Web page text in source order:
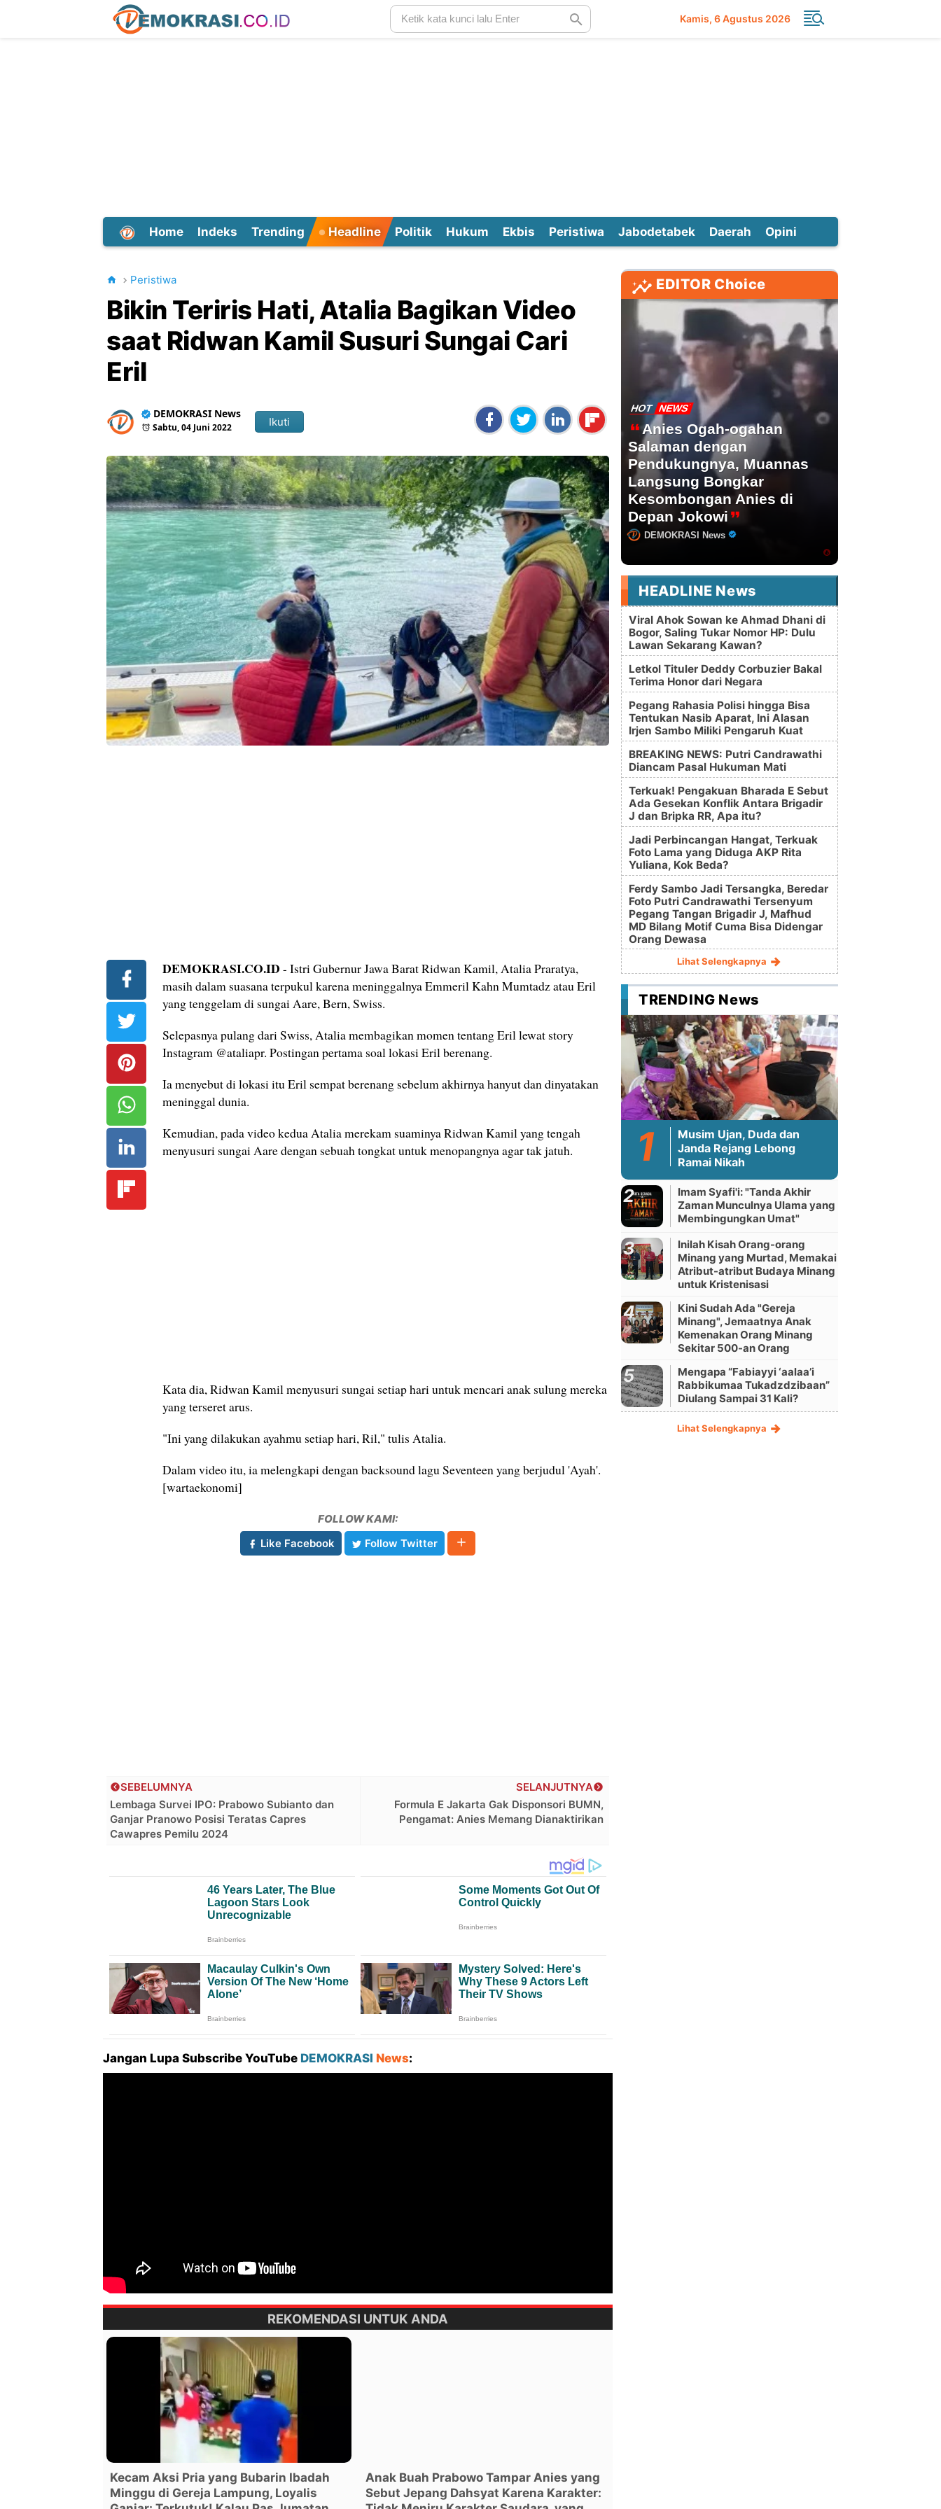
Kamis 6 Agustus 2026
Home Indeks Trending Headline Politik Hukum Ekbis Peristiwa Jabodetabek Daerah Opini
Peristiwa
Bikin Teriris Hati, Atalia Bagikan Video
saat Ridwan Kamil Susuri Sungai Cari
Eril
DEMOKRASI News
Sabtu, 04 Juni 2022 Ikuti
DEMOKRASI.CO.ID - Istri Gubernur Jawa Barat Ridwan Kamil, Atalia Praratya,
masih dalam suasana terpukul karena meninggalnya Emmeril Kahn Mumtadz atau Eril
yang tenggelam di sungai Aare, Bern, Swiss.
Selepasnya pulang dari Swiss, Atalia membagikan momen tentang Eril lewat story
Instagram @ataliapr. Postingan pertama soal lokasi Eril berenang.
Ia menyebut di lokasi itu Eril sempat berenang sebelum akhirnya hanyut dan dinyatakan
meninggal dunia.
Kemudian, pada video kedua Atalia merekam suaminya Ridwan Kamil yang tengah
menyusuri sungai Aare dengan sebuah tongkat untuk menopangnya agar tak jatuh.
Kata dia, Ridwan Kamil menyusuri sungai setiap hari untuk mencari anak sulung mereka
yang terseret arus.
"Ini yang dilakukan ayahmu setiap hari, Ril," tulis Atalia.
Dalam video itu, ia melengkapi dengan backsound lagu Seventeen yang berjudul 'Ayah'.
[wartaekonomi]
FOLLOW KAMI:
Like Facebook
Follow Twitter
SELANJUTNYA
Formula E Jakarta Gak Disponsori BUMN,
Pengamat: Anies Memang Dianaktirikan
SEBELUMNYA
Lembaga Survei IPO: Prabowo Subianto dan
Ganjar Pranowo Posisi Teratas Capres
Cawapres Pemilu 2024
Jangan Lupa Subscribe YouTube DEMOKRASI News:
REKOMENDASI UNTUK ANDA
Kecam Aksi Pria yang Bubarin Ibadah
Minggu di Gereja Lampung, Loyalis
Anak Buah Prabowo Tampar Anies yang
Sebut Jepang Dahsyat Karena Karakter:
EDITOR Choice
HOT NEWS
Anies Ogah-ogahan
Salaman dengan
Pendukungnya, Muannas
Langsung Bongkar
Kesombongan Anies di
Depan Jokowi
DEMOKRASI News
HEADLINE News
Viral Ahok Sowan ke Ahmad Dhani di
Bogor, Saling Tukar Nomor HP: Dulu
Lawan Sekarang Kawan?
Letkol Tituler Deddy Corbuzier Bakal
Terima Honor dari Negara
Pegang Rahasia Polisi hingga Bisa
Tentukan Nasib Aparat, Ini Alasan
Irjen Sambo Miliki Pengaruh Kuat
BREAKING NEWS: Putri Candrawathi
Diancam Pasal Hukuman Mati
Terkuak! Pengakuan Bharada E Sebut
Ada Gesekan Konflik Antara Brigadir
J dan Bripka RR, Apa itu?
Jadi Perbincangan Hangat, Terkuak
Foto Lama yang Diduga AKP Rita
Yuliana, Kok Beda?
Ferdy Sambo Jadi Tersangka, Beredar
Foto Putri Candrawathi Tersenyum
Pegang Tangan Brigadir J, Mafhud
MD Bilang Motif Cuma Bisa Didengar
Orang Dewasa
Lihat Selengkapnya
TRENDING News
Musim Ujan, Duda dan
Janda Rejang Lebong
Ramai Nikah
Imam Syafi'i: "Tanda Akhir
Zaman Munculnya Ulama yang
Membingungkan Umat"
Inilah Kisah Orang-orang
Minang yang Murtad, Memakai
Atribut-atribut Budaya Minang
untuk Kristenisasi
Kini Sudah Ada "Gereja
Minang", Jemaatnya Anak
Kemenakan Orang Minang
Sekitar 500-an Orang
Mengapa “Fabiayyi ‘aalaa’i
Rabbikumaa Tukadzdzibaan”
Diulang Sampai 31 Kali?
Lihat Selengkapnya